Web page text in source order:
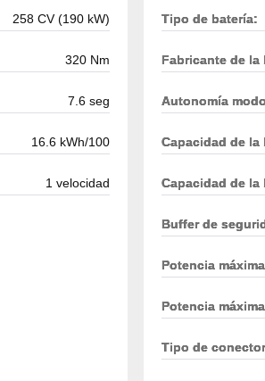
258 CV (190 kW)
320 Nm
7.6 seg
16.6 kWh/100
1 velocidad
Tipo de batería:
Fabricante de la
Autonomía
Capacidad de la
Capacidad de la
Buffer de
Potencia
Potencia
Tipo de